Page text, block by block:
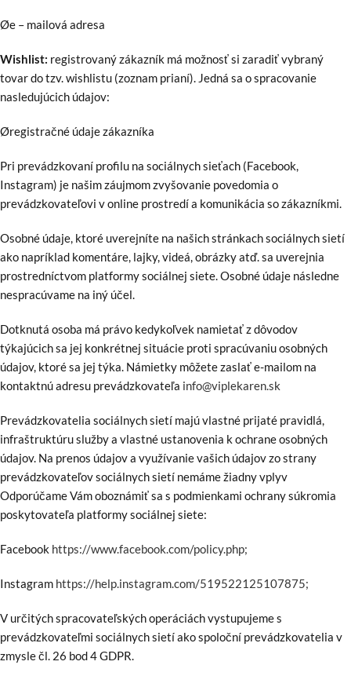
Øe – mailová adresa
Wishlist: registrovaný zákazník má možnosť si zaradiť vybraný
tovar do tzv. wishlistu (zoznam prianí). Jedná sa o spracovanie
nasledujúcich údajov:
Øregistračné údaje zákazníka
Pri prevádzkovaní profilu na sociálnych sieťach (Facebook,
Instagram) je našim záujmom zvyšovanie povedomia o
prevádzkovateľovi v online prostredí a komunikácia so zákazníkmi.
Osobné údaje, ktoré uverejníte na našich stránkach sociálnych sietí
ako napríklad komentáre, lajky, videá, obrázky atď. sa uverejnia
prostredníctvom platformy sociálnej siete. Osobné údaje následne
nespracúvame na iný účel.
Dotknutá osoba má právo kedykoľvek namietať z dôvodov
týkajúcich sa jej konkrétnej situácie proti spracúvaniu osobných
údajov, ktoré sa jej týka. Námietky môžete zaslať e-mailom na
kontaktnú adresu prevádzkovateľa info@viplekaren.sk
Prevádzkovatelia sociálnych sietí majú vlastné prijaté pravidlá,
infraštruktúru služby a vlastné ustanovenia k ochrane osobných
údajov. Na prenos údajov a využívanie vašich údajov zo strany
prevádzkovateľov sociálnych sietí nemáme žiadny vplyv
Odporúčame Vám oboznámiť sa s podmienkami ochrany súkromia
poskytovateľa platformy sociálnej siete:
Facebook https://www.facebook.com/policy.php;
Instagram https://help.instagram.com/519522125107875;
V určitých spracovateľských operáciách vystupujeme s
prevádzkovateľmi sociálnych sietí ako spoloční prevádzkovatelia v
zmysle čl. 26 bod 4 GDPR.